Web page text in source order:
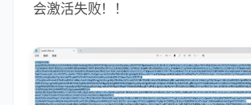
会激活失败！！